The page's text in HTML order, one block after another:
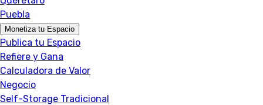
Puebla
Monetiza tu Espacio
Publica tu Espacio
Refiere y Gana
Calculadora de Valor
Negocio
Self-Storage Tradicional